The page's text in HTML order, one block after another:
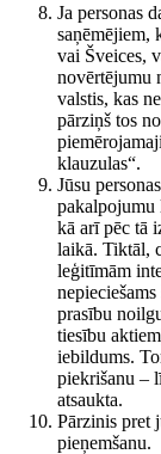
Ja personas
saņēmējiem,
vai Šveices,
novērtējumu
valstis, kas
pārziņš tos
klauzulas“.
Jūsu
pakalpojumu
kā arī pēc tā
laikā. Tiktāl,
leģitīmām
prasību
tiesību
iebildums.
piekrišanu –
atsaukta.
Pārzinis pret
pieņemšanu.